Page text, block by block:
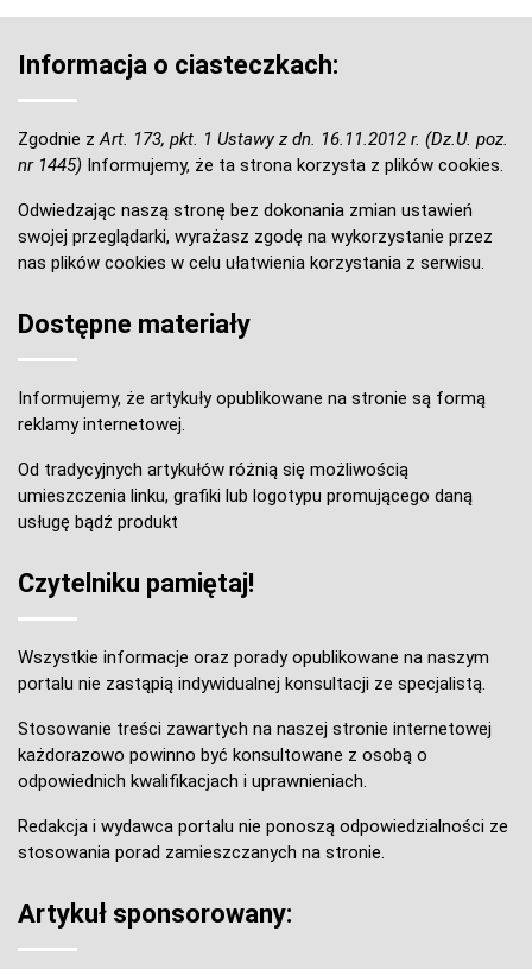
Informacja o ciasteczkach:
Zgodnie z Art. 173, pkt. 1 Ustawy z dn. 16.11.2012 r. (Dz.U. poz.
nr 1445) Informujemy, że ta strona korzysta z plików cookies.
Odwiedzając naszą stronę bez dokonania zmian ustawień
swojej przeglądarki, wyrażasz zgodę na wykorzystanie przez
nas plików cookies w celu ułatwienia korzystania z serwisu.
Dostępne materiały
Informujemy, że artykuły opublikowane na stronie są formą
reklamy internetowej.
Od tradycyjnych artykułów różnią się możliwością
umieszczenia linku, grafiki lub logotypu promującego daną
usługę bądź produkt
Czytelniku pamiętaj!
Wszystkie informacje oraz porady opublikowane na naszym
portalu nie zastąpią indywidualnej konsultacji ze specjalistą.
Stosowanie treści zawartych na naszej stronie internetowej
każdorazowo powinno być konsultowane z osobą o
odpowiednich kwalifikacjach i uprawnieniach.
Redakcja i wydawca portalu nie ponoszą odpowiedzialności ze
stosowania porad zamieszczanych na stronie.
Artykuł sponsorowany: